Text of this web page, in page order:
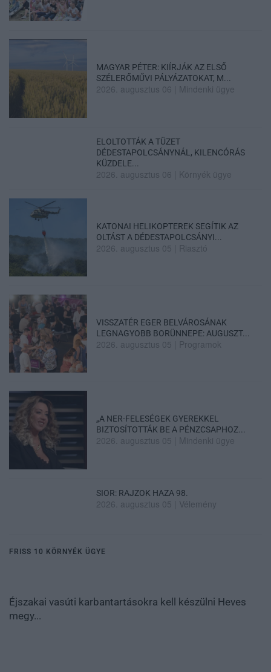
MAGYAR PÉTER: KIÍRJÁK AZ ELSŐ
SZÉLERŐMŰVI PÁLYÁZATOKAT, M...
2026. augusztus 06 Mindenki ügye
ELOLTOTTÁK A TÜZET
DÉDESTAPOLCSÁNYNÁL, KILENCÓRÁS
KÜZDELE...
2026. augusztus 06 Környék ügye
KATONAI HELIKOPTEREK SEGÍTIK AZ
OLTÁST A DÉDESTAPOLCSÁNYI...
2026. augusztus 05 Riasztó
VISSZATÉR EGER BELVÁROSÁNAK
LEGNAGYOBB BORÜNNEPE: AUGUSZT...
2026. augusztus 05 Programok
„A NER-FELESÉGEK GYEREKKEL
BIZTOSÍTOTTÁK BE A PÉNZCSAPHOZ...
2026. augusztus 05 Mindenki ügye
SIOR: RAJZOK HAZA 98.
2026. augusztus 05 Vélemény
FRISS 10 KÖRNYÉK ÜGYE
Éjszakai vasúti karbantartásokra kell készülni Heves
megy...